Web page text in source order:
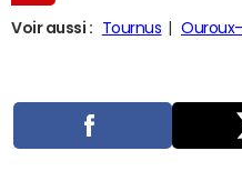
Voir aussi : Tournus